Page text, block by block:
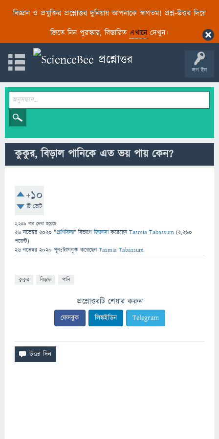
বিজ্ঞান ও প্রযুক্তির প্রশ্নোত্তর দুনিয়ায় আপনাকে স্বাগতম! প্রশ্ন-উত্তর দিয়ে
জিতে নিন পুরস্কার, বিস্তারিত এখানেদেখুন।
লগ ইন
কুকুর, বিড়াল পানিকে এত ভয় পায় কেন?
+10
টি ভোট
2,239 বার দেখা হয়েছে
26 নভেম্বর 2020 "প্রাণিবিদ্যা" বিভাগে জিজ্ঞাসাকরেছেনTasmia Tabassum (2,260
পয়েন্ট)
26 নভেম্বর 2020 পূনঃট্যাগযুক্ত করেছেনTasmia Tabassum
কুকুর বিড়াল পানি
প্রশ্নোত্তরটি শেয়ার করুন
ফেসবুক লিঙ্কইডিন Telegram